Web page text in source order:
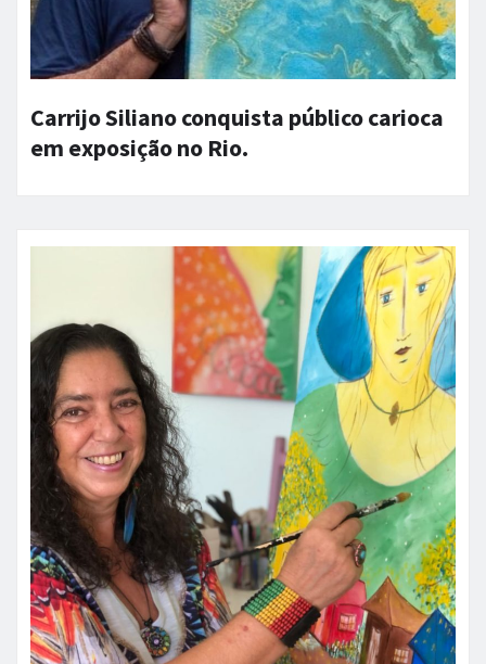
Carrijo Siliano conquista público carioca
em exposição no Rio.